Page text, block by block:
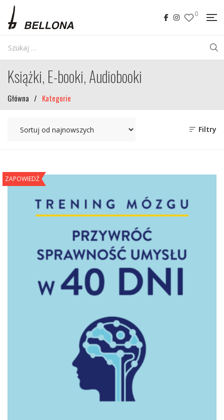
0
Książki, E-booki, Audiobooki
Główna / Kategorie
Filtry
ZAPOWIEDŹ